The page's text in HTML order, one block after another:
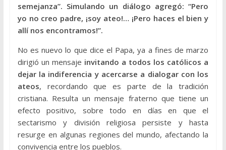
semejanza”. Simulando un diálogo agregó: “Pero
yo no creo padre, ¡soy ateo!… ¡Pero haces el bien y
allí nos encontramos!”.
No es nuevo lo que dice el Papa, ya a fines de marzo
dirigió un mensaje invitando a todos los católicos a
dejar la indiferencia y acercarse a dialogar con los
ateos, recordando que es parte de la tradición
cristiana. Resulta un mensaje fraterno que tiene un
efecto positivo, sobre todo en días en que el
sectarismo y división religiosa persiste y hasta
resurge en algunas regiones del mundo, afectando la
convivencia entre los pueblos.